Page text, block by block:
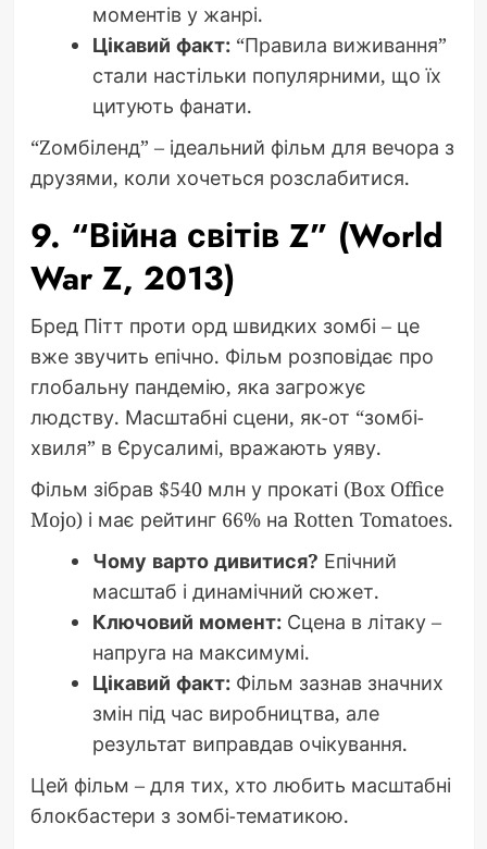
моментів у жанрі.
Цікавий факт:“Правила виживання”
стали настільки популярними, що їх
цитують фанати.
“Zомбіленд” – ідеальний фільм для вечора з
друзями, коли хочеться розслабитися.
9. “Війна світів Z” (World
War Z, 2013)
Бред Пітт проти орд швидких зомбі – це
вже звучить епічно. Фільм розповідає про
глобальну пандемію, яка загрожує
людству. Масштабні сцени, як-от “зомбі-
хвиля” в Єрусалимі, вражають уяву.
Фільм зібрав $540 млн у прокаті (Box Office
Mojo) і має рейтинг 66% на Rotten Tomatoes.
Чому варто дивитися? Епічний
масштаб і динамічний сюжет.
Ключовий момент:Сцена в літаку –
напруга на максимумі.
Цікавий факт:Фільм зазнав значних
змін під час виробництва, але
результат виправдав очікування.
Цей фільм – для тих, хто любить масштабні
блокбастери з зомбі-тематикою.